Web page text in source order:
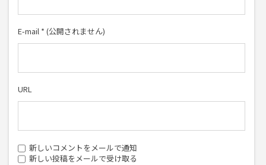
E-mail * (公開されません)
URL
新しいコメントをメールで通知
新しい投稿をメールで受け取る